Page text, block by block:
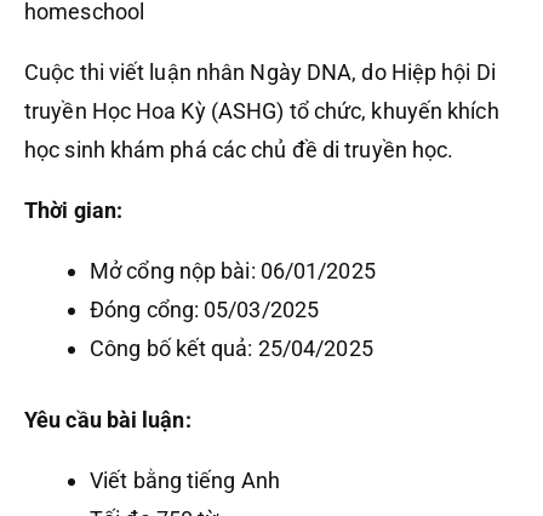
homeschool
Cuộc thi viết luận nhân Ngày DNA, do Hiệp hội Di
truyền Học Hoa Kỳ (ASHG) tổ chức, khuyến khích
học sinh khám phá các chủ đề di truyền học.
Thời gian:
Mở cổng nộp bài: 06/01/2025
Đóng cổng: 05/03/2025
Công bố kết quả: 25/04/2025
Yêu cầu bài luận:
Viết bằng tiếng Anh